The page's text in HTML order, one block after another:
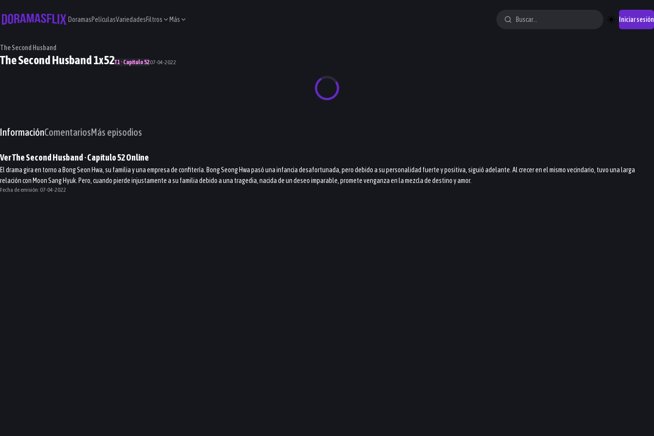
DoramasPelículasVariedadesFiltros Más Iniciar sesión
The Second Husband
The Second Husband 1x52T1 · Capítulo 5207-04-2022
InformaciónComentariosMás episodios
VerThe Second Husband· Capítulo52Online
El drama gira en torno a Bong Seon Hwa, su familia y una empresa de confitería. Bong Seong Hwa pasó una infancia desafortunada, pero debido a su personalidad fuerte y positiva, siguió adelante. Al crecer en el mismo vecindario, tuvo una larga
relación con Moon Sang Hyuk. Pero, cuando pierde injustamente a su familia debido a una tragedia, nacida de un deseo imparable, promete venganza en la mezcla de destino y amor.
Fecha de emisión: 07-04-2022